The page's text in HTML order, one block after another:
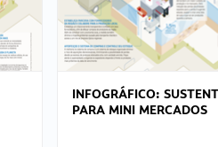
INFOGRÁFICO:
PARA MINI MERCADOS